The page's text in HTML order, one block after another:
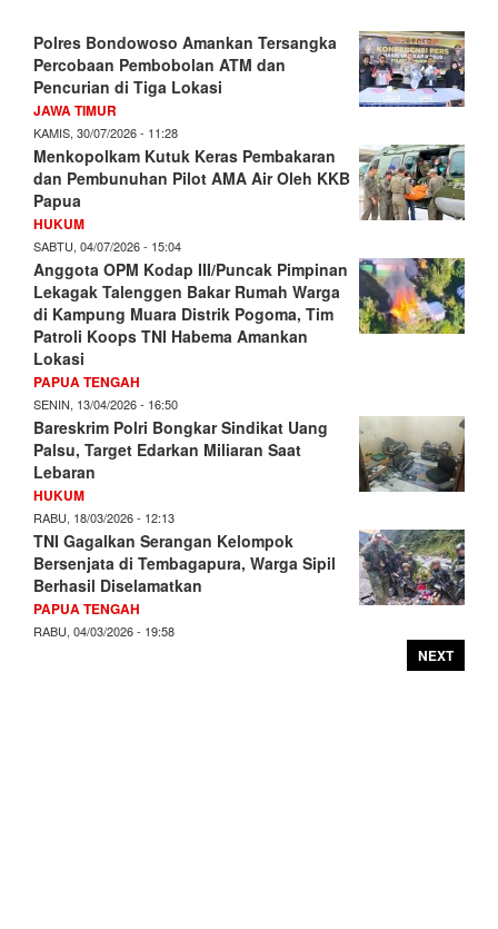
Polres Bondowoso Amankan Tersangka
Percobaan Pembobolan ATM dan
Pencurian di Tiga Lokasi
JAWA TIMUR
KAMIS, 30/07/2026 - 11:28
Menkopolkam Kutuk Keras Pembakaran
dan Pembunuhan Pilot AMA Air Oleh KKB
Papua
HUKUM
SABTU, 04/07/2026 - 15:04
Anggota OPM Kodap III/Puncak Pimpinan
Lekagak Talenggen Bakar Rumah Warga
di Kampung Muara Distrik Pogoma, Tim
Patroli Koops TNI Habema Amankan
Lokasi
PAPUA TENGAH
SENIN, 13/04/2026 - 16:50
Bareskrim Polri Bongkar Sindikat Uang
Palsu, Target Edarkan Miliaran Saat
Lebaran
HUKUM
RABU, 18/03/2026 - 12:13
TNI Gagalkan Serangan Kelompok
Bersenjata di Tembagapura, Warga Sipil
Berhasil Diselamatkan
PAPUA TENGAH
RABU, 04/03/2026 - 19:58
NEXT